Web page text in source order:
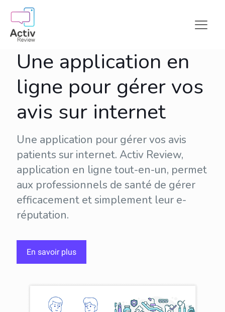
Une application en
ligne pour gérer vos
avis sur internet
Une application pour gérer vos avis
patients sur internet. Activ Review,
application en ligne tout-en-un, permet
aux professionnels de santé de gérer
efficacement et simplement leur e-
réputation.
En savoir plus